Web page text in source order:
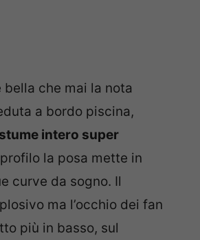
bella che mai la nota
a bordo piscina,
intero super
la posa mette in
curve da sogno. Il
ma l’occhio dei fan
più in basso, sul